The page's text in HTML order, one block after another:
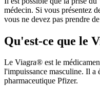
médecin. Si vous présentez
vous ne devez pas prendre
Qu'est-ce que le
Le Viagra® est le
l'impuissance masculine. Il a
pharmaceutique Pfizer.